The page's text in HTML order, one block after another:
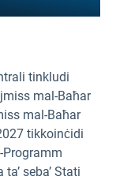
tinkludi
mal-Baħar
mal-Baħar
tikkoinċidi
seba’ Stati